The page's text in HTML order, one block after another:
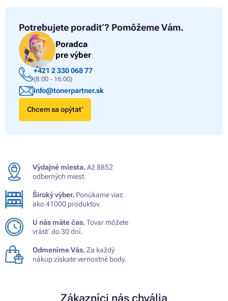
Potrebujete poradiť? Pomôžeme Vám.
Poradca
pre výber
+421 2 330 068 77
(8:00 - 16:00)
info@tonerpartner.sk
Chcem sa opýtať
Výdajné miesta.Až 8852
odberných miest.
Široký výber. Ponúkame viac
ako 41000 produktov.
U nás máte čas.Tovar môžete
vrátiť do 30 dní.
Odmeníme Vás.Za každý
nákup získate vernostné body.
Zákazníci nás chvália